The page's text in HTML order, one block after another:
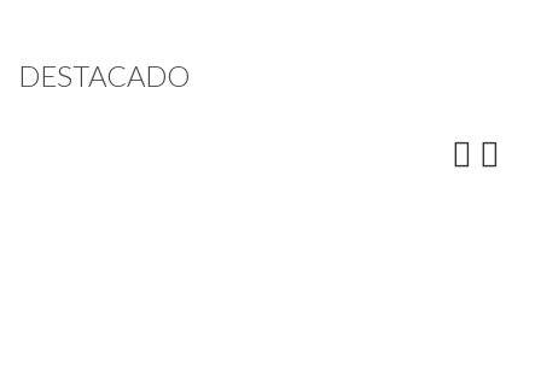
DESTACADO